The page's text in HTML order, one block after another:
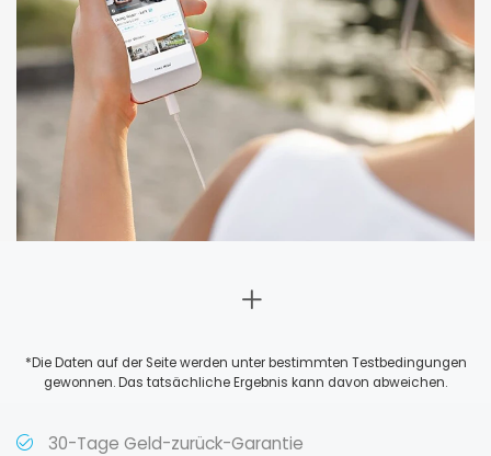
*Die Daten auf der Seite werden unter bestimmten Testbedingungen
gewonnen. Das tatsächliche Ergebnis kann davon abweichen.
30-Tage Geld-zurück-Garantie